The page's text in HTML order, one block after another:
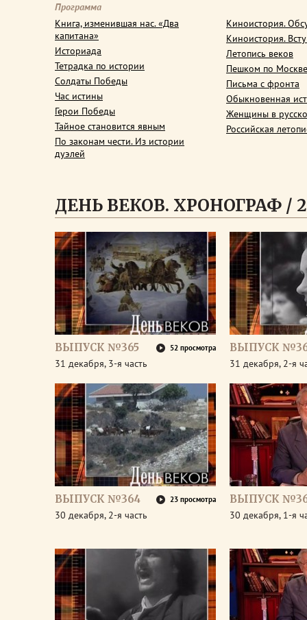
Программа
Книга, изменившая нас. «Два
капитана»
Историада
Тетрадка по истории
Солдаты Победы
Час истины
Герои Победы
Тайное становится явным
По законам чести. Из истории
дуэлей
Киноистория.
Киноистория.
Летопись веков
Пешком по Москве
Письма с фронта
Обыкновенная
Женщины в
Российская
ДЕНЬ ВЕКОВ. ХРОНОГРАФ /
ВЫПУСК №365 52 просмотра
31 декабря, 3-я часть
ВЫПУСК
31 декабря, 2-я
ВЫПУСК №364 23 просмотра
30 декабря, 2-я часть
ВЫПУСК
30 декабря, 1-я